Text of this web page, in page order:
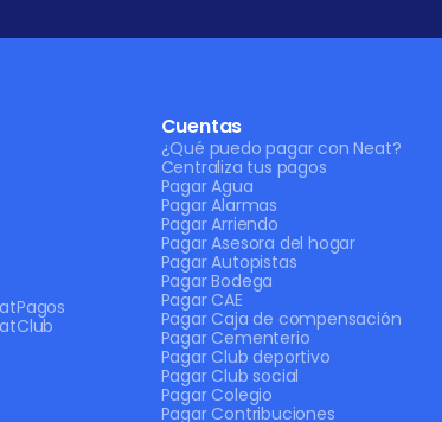
Cuentas
¿Qué puedo pagar con Neat?
Centraliza tus pagos
Pagar Agua
Pagar Alarmas
Pagar Arriendo
Pagar Asesora del hogar
Pagar Autopistas
Pagar Bodega
Pagar CAE
Pagar Caja de compensación
Pagar Cementerio
Pagar Club deportivo
Pagar Club social
Pagar Colegio
Pagar Contribuciones